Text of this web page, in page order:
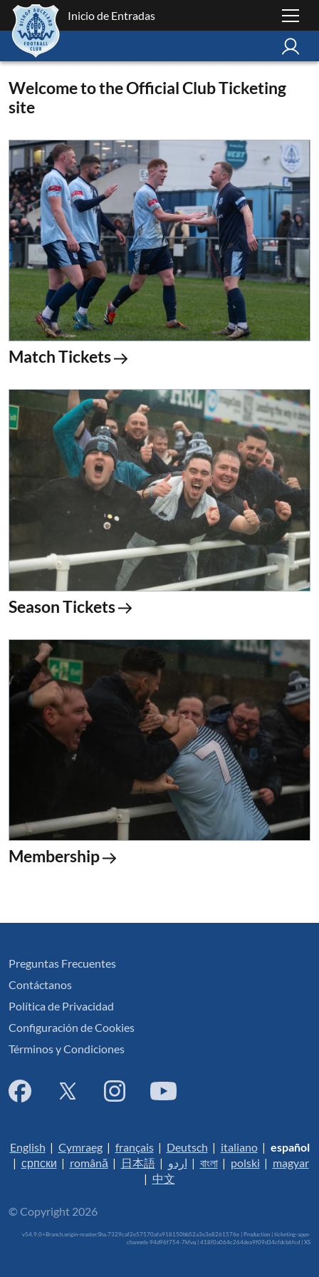
Inicio de Entradas
Welcome to the Official Club Ticketing
site
Match Tickets
Season Tickets
Membership
Preguntas Frecuentes
Contáctanos
Política de Privacidad
Configuración de Cookies
Términos y Condiciones
English | Cymraeg| français| Deutsch | italiano| español
| српски | română | 日本語| اردو | বাংলা| polski | magyar
| 中文
© Copyright 2026
v54.9.0+Branch.origin-master.Sha.7329caf2e57570afa918150bb52a3e3e8261576e | Production | ticketing-apps-
channels-94d96f754-7kfvq | 418f0a064c264dea9f09d34cfdcb6fcd | XS